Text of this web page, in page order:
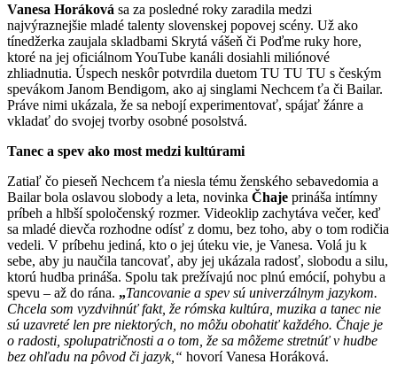
Vanesa Horáková sa za posledné roky zaradila medzi
najvýraznejšie mladé talenty slovenskej popovej scény. Už ako
tínedžerka zaujala skladbami Skrytá vášeň či Poďme ruky hore,
ktoré na jej oficiálnom YouTube kanáli dosiahli miliónové
zhliadnutia. Úspech neskôr potvrdila duetom TU TU TU s českým
spevákom Janom Bendigom, ako aj singlami Nechcem ťa či Bailar.
Práve nimi ukázala, že sa nebojí experimentovať, spájať žánre a
vkladať do svojej tvorby osobné posolstvá.
Tanec a spev ako most medzi kultúrami
Zatiaľ čo pieseň Nechcem ťa niesla tému ženského sebavedomia a
Bailar bola oslavou slobody a leta, novinka Čhaje prináša intímny
príbeh a hlbší spoločenský rozmer. Videoklip zachytáva večer, keď
sa mladé dievča rozhodne odísť z domu, bez toho, aby o tom rodičia
vedeli. V príbehu jediná, kto o jej úteku vie, je Vanesa. Volá ju k
sebe, aby ju naučila tancovať, aby jej ukázala radosť, slobodu a silu,
ktorú hudba prináša. Spolu tak prežívajú noc plnú emócií, pohybu a
spevu – až do rána. „Tancovanie a spev sú univerzálnym jazykom.
Chcela som vyzdvihnúť fakt, že rómska kultúra, muzika a tanec nie
sú uzavreté len pre niektorých, no môžu obohatiť každého. Čhaje je
o radosti, spolupatričnosti a o tom, že sa môžeme stretnúť v hudbe
bez ohľadu na pôvod či jazyk,“ hovorí Vanesa Horáková.